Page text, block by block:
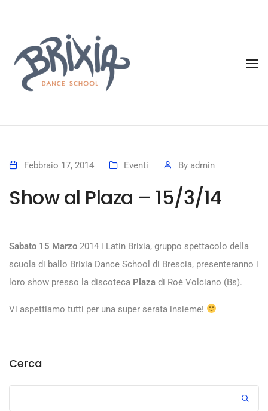
Febbraio 17, 2014 Eventi By admin
Show al Plaza – 15/3/14
Sabato 15 Marzo 2014 i Latin Brixia, gruppo spettacolo della
scuola di ballo Brixia Dance School di Brescia, presenteranno i
loro show presso la discoteca Plaza di Roè Volciano (Bs).
Vi aspettiamo tutti per una super serata insieme!
Cerca